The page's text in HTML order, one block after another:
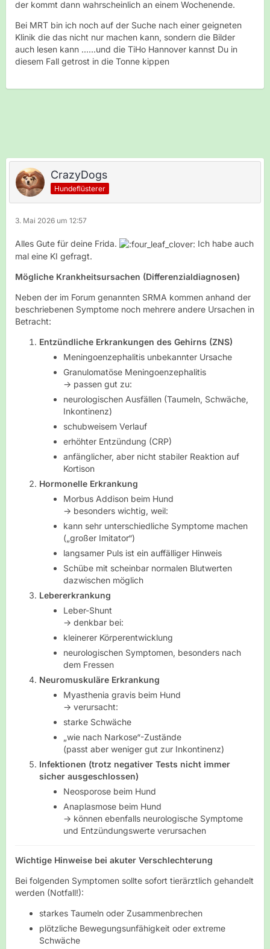
der kommt dann wahrscheinlich an einem Wochenende.
Bei MRT bin ich noch auf der Suche nach einer geigneten
Klinik die das nicht nur machen kann, sondern die Bilder
auch lesen kann ......und die TiHo Hannover kannst Du in
diesem Fall getrost in die Tonne kippen
CrazyDogs
Hundeflüsterer
3. Mai 2026 um 12:57
Alles Gute für deine Frida.
Ich habe auch
mal eine KI gefragt.
Mögliche Krankheitsursachen (Differenzialdiagnosen)
Neben der im Forum genannten SRMA kommen anhand der
beschriebenen Symptome noch mehrere andere Ursachen in
Betracht:
Entzündliche Erkrankungen des Gehirns (ZNS)
Meningoenzephalitis unbekannter Ursache
Granulomatöse Meningoenzephalitis
→ passen gut zu:
neurologischen Ausfällen (Taumeln, Schwäche,
Inkontinenz)
schubweisem Verlauf
erhöhter Entzündung (CRP)
anfänglicher, aber nicht stabiler Reaktion auf
Kortison
Hormonelle Erkrankung
Morbus Addison beim Hund
→ besonders wichtig, weil:
kann sehr unterschiedliche Symptome machen
(„großer Imitator“)
langsamer Puls ist ein auffälliger Hinweis
Schübe mit scheinbar normalen Blutwerten
dazwischen möglich
Lebererkrankung
Leber-Shunt
→ denkbar bei:
kleinerer Körperentwicklung
neurologischen Symptomen, besonders nach
dem Fressen
Neuromuskuläre Erkrankung
Myasthenia gravis beim Hund
→ verursacht:
starke Schwäche
„wie nach Narkose“-Zustände
(passt aber weniger gut zur Inkontinenz)
Infektionen (trotz negativer Tests nicht immer
sicher ausgeschlossen)
Neosporose beim Hund
Anaplasmose beim Hund
→ können ebenfalls neurologische Symptome
und Entzündungswerte verursachen
Wichtige Hinweise bei akuter Verschlechterung
Bei folgenden Symptomen sollte sofort tierärztlich gehandelt
werden (Notfall!):
starkes Taumeln oder Zusammenbrechen
plötzliche Bewegungsunfähigkeit oder extreme
Schwäche